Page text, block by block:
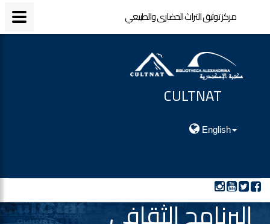
CULTNAT
English
مركز توثيق التراث الحضارى والطبيعي
مركز توثيق التراث الحضارى والطبيعي